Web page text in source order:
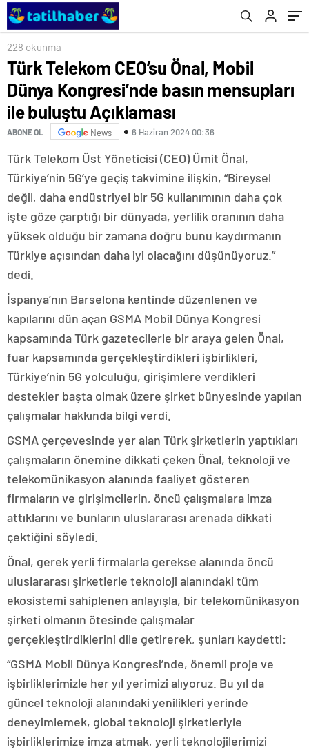
Açıklaması
228 okunma
Türk Telekom CEO’su Önal, Mobil
Dünya Kongresi’nde basın mensupları
ile buluştu Açıklaması
ABONE OL News 6 Haziran 2024 00:36
Türk Telekom Üst Yöneticisi (CEO) Ümit Önal,
Türkiye’nin 5G’ye geçiş takvimine ilişkin, “Bireysel
değil, daha endüstriyel bir 5G kullanımının daha çok
işte göze çarptığı bir dünyada, yerlilik oranının daha
yüksek olduğu bir zamana doğru bunu kaydırmanın
Türkiye açısından daha iyi olacağını düşünüyoruz.”
dedi.
İspanya’nın Barselona kentinde düzenlenen ve
kapılarını dün açan GSMA Mobil Dünya Kongresi
kapsamında Türk gazetecilerle bir araya gelen Önal,
fuar kapsamında gerçekleştirdikleri işbirlikleri,
Türkiye’nin 5G yolculuğu, girişimlere verdikleri
destekler başta olmak üzere şirket bünyesinde yapılan
çalışmalar hakkında bilgi verdi.
GSMA çerçevesinde yer alan Türk şirketlerin yaptıkları
çalışmaların önemine dikkati çeken Önal, teknoloji ve
telekomünikasyon alanında faaliyet gösteren
firmaların ve girişimcilerin, öncü çalışmalara imza
attıklarını ve bunların uluslararası arenada dikkati
çektiğini söyledi.
Önal, gerek yerli firmalarla gerekse alanında öncü
uluslararası şirketlerle teknoloji alanındaki tüm
ekosistemi sahiplenen anlayışla, bir telekomünikasyon
şirketi olmanın ötesinde çalışmalar
gerçekleştirdiklerini dile getirerek, şunları kaydetti:
“GSMA Mobil Dünya Kongresi’nde, önemli proje ve
işbirliklerimizle her yıl yerimizi alıyoruz. Bu yıl da
güncel teknoloji alanındaki yenilikleri yerinde
deneyimlemek, global teknoloji şirketleriyle
işbirliklerimize imza atmak, yerli teknolojilerimizi